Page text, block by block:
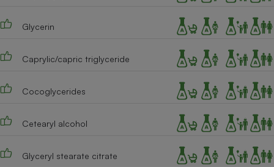
Glycerin
Caprylic/capric triglyceride
Cocoglycerides
Cetearyl alcohol
Glyceryl stearate citrate
Plaque de cuisson à
induction
Climatiseur -
Téléphone mobile -
Smartphone
Climatiseur -
Ventilateur